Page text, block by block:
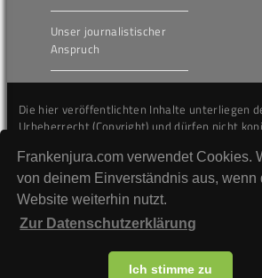
Frankenjura.com verwendet Cookies.
von deinem Einverständnis aus, wenn
Website weiterhin nutzt.
Zur Datenschutzerklärung
Ich stimme zu
Unser journalistischer
Anspruch
Die hier veröffentlichten Inhalte unterliegen
Urheberrecht (Copyright) und dürfen nicht
unverändert wiederveröffentlicht werden.
wir auf juristischem Wege vorgehen.